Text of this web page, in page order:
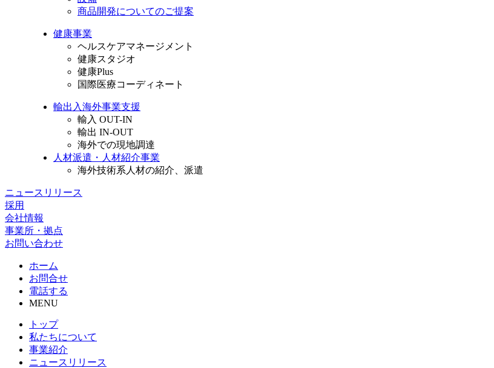
商品開発についてのご提案
健康事業
ヘルスケアマネージメント
健康スタジオ
健康Plus
国際医療コーディネート
輸出入海外事業支援
輸入 OUT-IN
輸出 IN-OUT
海外での現地調達
人材派遣・人材紹介事業
海外技術系人材の紹介、派遣
ニュースリリース
採用
会社情報
事業所・拠点
お問い合わせ
ホーム
お問合せ
電話する
MENU
トップ
私たちについて
事業紹介
ニュースリリース